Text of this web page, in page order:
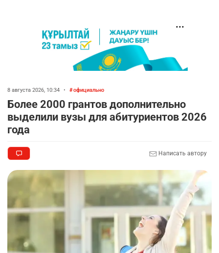
8 августа 2026, 10:34 • официально
Более 2000 грантов дополнительно
выделили вузы для абитуриентов 2026
года
Написать автору